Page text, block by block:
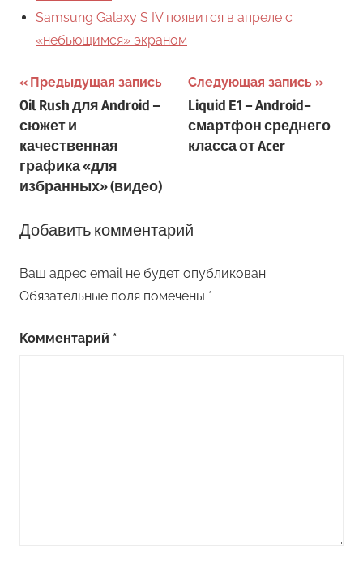
Samsung Galaxy S IV появится в апреле с
«небьющимся» экраном
Навигация
по
записям
Предыдущая запись
Oil Rush для Android –
сюжет и
качественная
графика «для
избранных» (видео)
Следующая запись
Liquid E1 – Android-
смартфон среднего
класса от Acer
Добавить комментарий
Ваш адрес email не будет опубликован.
Обязательные поля помечены *
Комментарий *